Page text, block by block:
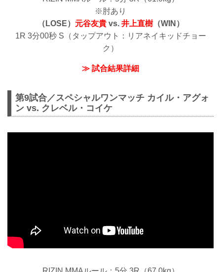
※肘あり
（LOSE） 元谷友貴vs. 井上直樹（WIN）
1R 3分00秒 S（タップアウト：リアネイキッドチョー
ク）
≫ 試合結果詳細
第9試合／スペシャルワンマッチ カイル・アグォ
ン vs. クレベル・コイケ